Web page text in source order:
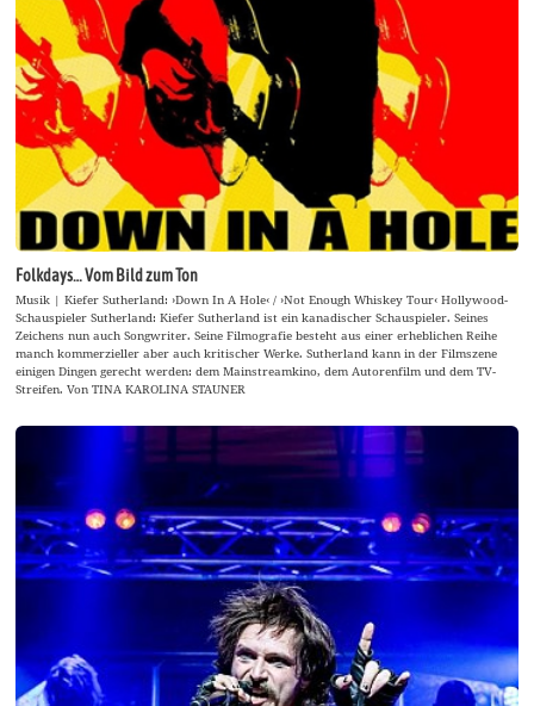
Folkdays… Vom Bild zum Ton
Musik | Kiefer Sutherland: ›Down In A Hole‹ / ›Not Enough Whiskey Tour‹ Hollywood-
Schauspieler Sutherland: Kiefer Sutherland ist ein kanadischer Schauspieler. Seines
Zeichens nun auch Songwriter. Seine Filmografie besteht aus einer erheblichen Reihe
manch kommerzieller aber auch kritischer Werke. Sutherland kann in der Filmszene
einigen Dingen gerecht werden: dem Mainstreamkino, dem Autorenfilm und dem TV-
Streifen. Von TINA KAROLINA STAUNER